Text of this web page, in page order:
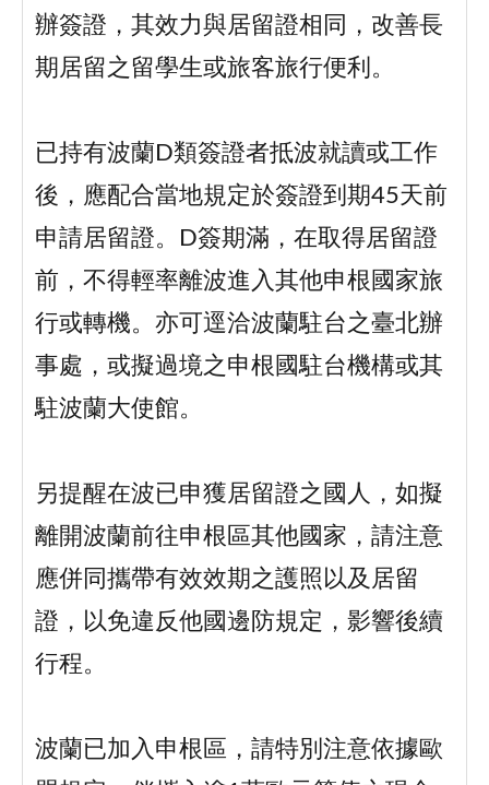
辦簽證，其效力與居留證相同，改善長
期居留之留學生或旅客旅行便利。
已持有波蘭D類簽證者抵波就讀或工作
後，應配合當地規定於簽證到期45天前
申請居留證。D簽期滿，在取得居留證
前，不得輕率離波進入其他申根國家旅
行或轉機。亦可逕洽波蘭駐台之臺北辦
事處，或擬過境之申根國駐台機構或其
駐波蘭大使館。
另提醒在波已申獲居留證之國人，如擬
離開波蘭前往申根區其他國家，請注意
應併同攜帶有效效期之護照以及居留
證，以免違反他國邊防規定，影響後續
行程。
波蘭已加入申根區，請特別注意依據歐